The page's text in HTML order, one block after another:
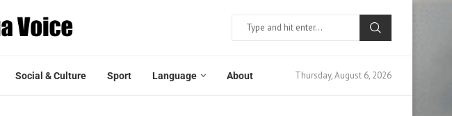
Social & Culture Sport Language About Thursday, August 6, 2026